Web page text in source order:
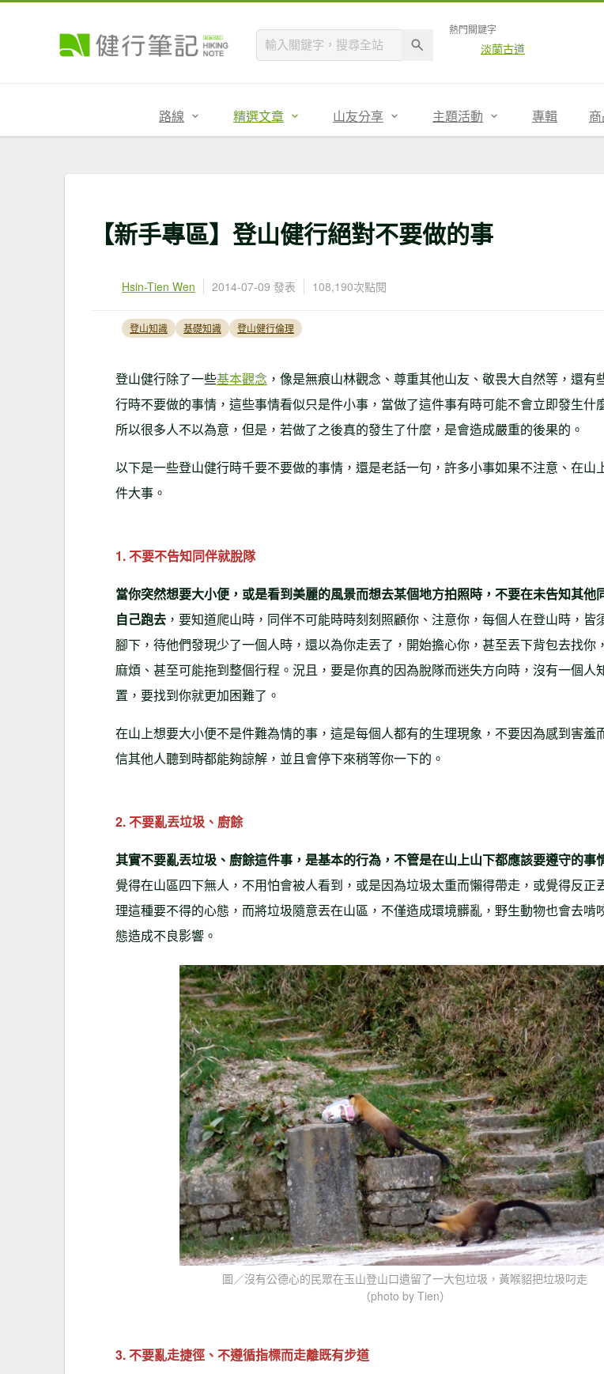
熱門關鍵字
淡蘭古道
路線 精選文章 山友分享 主題活動 專輯
【新手專區】登山健行絕對不要做的事
Hsin-Tien Wen 2014-07-09 發表 108,190次點閱
登山知識 基礎知識 登山健行倫理
登山健行除了一些基本觀念 ，像是無痕山林觀念、尊重其他山友、敬畏大自然等，還有
行時不要做的事情，這些事情看似只是件小事，當做了這件事有時可能不會立即發生什
所以很多人不以為意，但是，若做了之後真的發生了什麼，是會造成嚴重的後果的。
以下是一些登山健行時千要不要做的事情，還是老話一句，許多小事如果不注意、在山
件大事。
1. 不要不告知同伴就脫隊
當你突然想要大小便，或是看到美麗的風景而想去某個地方拍照時，不要在未告知其他
自己跑去 ，要知道爬山時，同伴不可能時時刻刻照顧你、注意你，每個人在登山時，皆
腳下，待他們發現少了一個人時，還以為你走丟了，開始擔心你，甚至丟下背包去找你
麻煩、甚至可能拖到整個行程。況且，要是你真的因為脫隊而迷失方向時，沒有一個人
置，要找到你就更加困難了。
在山上想要大小便不是件難為情的事，這是每個人都有的生理現象，不要因為感到害羞
信其他人聽到時都能夠諒解，並且會停下來稍等你一下的。
2. 不要亂丟垃圾、廚餘
其實不要亂丟垃圾、廚餘這件事，是基本的行為，不管是在山上山下都應該要遵守的事
覺得在山區四下無人，不用怕會被人看到，或是因為垃圾太重而懶得帶走，或覺得反正
理這種要不得的心態，而將垃圾隨意丟在山區，不僅造成環境髒亂，野生動物也會去啃
態造成不良影響。
圖／沒有公德心的民眾在玉山登山口遺留了一大包垃圾，黃喉貂把垃圾叼走
（photo by Tien）
3. 不要亂走捷徑、不遵循指標而走離既有步道